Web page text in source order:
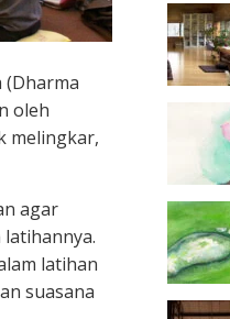
oleh
melingkar,
agar
latihan
suasana